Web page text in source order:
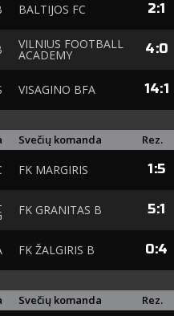
BALTIJOS FC 2:1
VILNIUS FOOTBALL
ACADEMY 4:0
VISAGINO BFA 14:1
Svečių komanda Rez.
FK MARGIRIS 1:5
FK GRANITAS B 5:1
FK ŽALGIRIS B 0:4
Svečių komanda Rez.